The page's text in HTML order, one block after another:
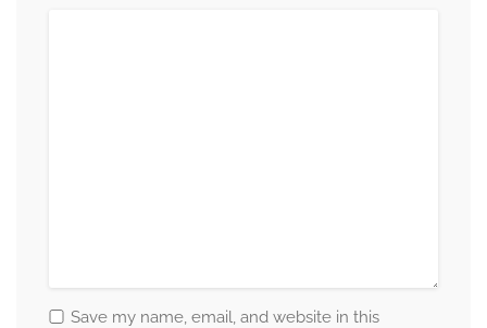
Save my name, email, and website in this